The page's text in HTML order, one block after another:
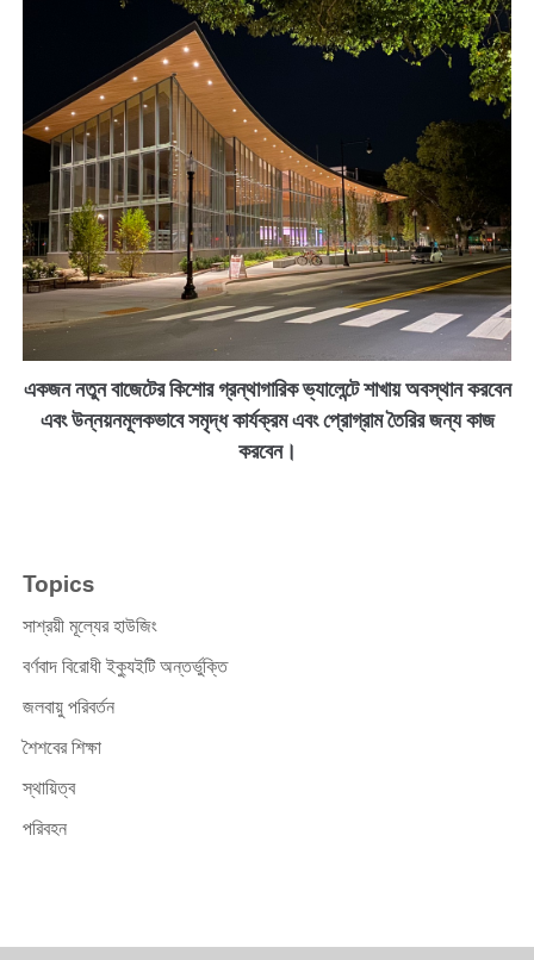
একজন নতুন বাজেটের কিশোর গ্রন্থাগারিক ভ্যালেন্টে শাখায় অবস্থান করবেন
এবং উন্নয়নমূলকভাবে সমৃদ্ধ কার্যক্রম এবং প্রোগ্রাম তৈরির জন্য কাজ
করবেন।
Topics
সাশ্রয়ী মূল্যের হাউজিং
বর্ণবাদ বিরোধী ইক্যুইটি অন্তর্ভুক্তি
জলবায়ু পরিবর্তন
শৈশবের শিক্ষা
স্থায়িত্ব
পরিবহন